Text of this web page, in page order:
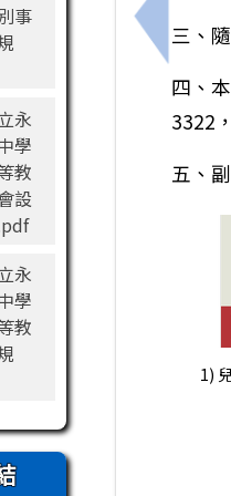
事
永
學
教
設
永
學
教
上一筆
三、
四、
3322
五、
1)